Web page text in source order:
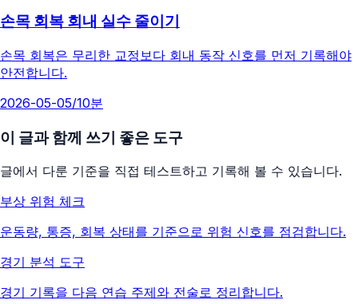
손목 회복 회내 실수 줄이기
손목 회복은 무리한 교정보다 회내 동작 신호를 먼저 기록해야
안전합니다.
2026-05-05/10분
이 글과 함께 쓰기 좋은 도구
글에서 다룬 기준을 직접 테스트하고 기록해 볼 수 있습니다.
부상 위험 체크
운동량, 통증, 회복 상태를 기준으로 위험 신호를 점검합니다.
경기 분석 도구
경기 기록을 다음 연습 주제와 전술로 정리합니다.